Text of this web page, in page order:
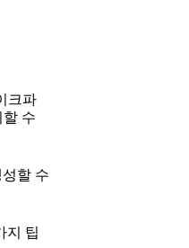
크파
수
할 수
지 팁